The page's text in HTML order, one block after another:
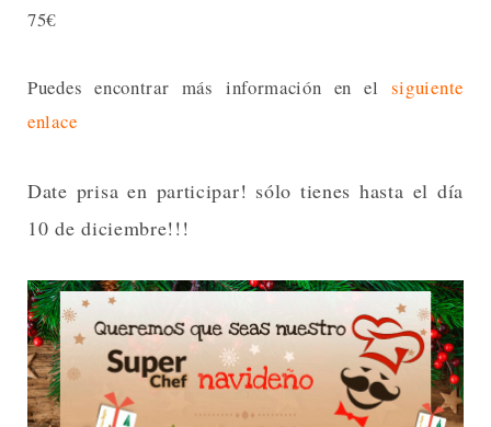
75€
Puedes encontrar más información en el siguiente
enlace
Date prisa en participar! sólo tienes hasta el día
10 de diciembre!!!